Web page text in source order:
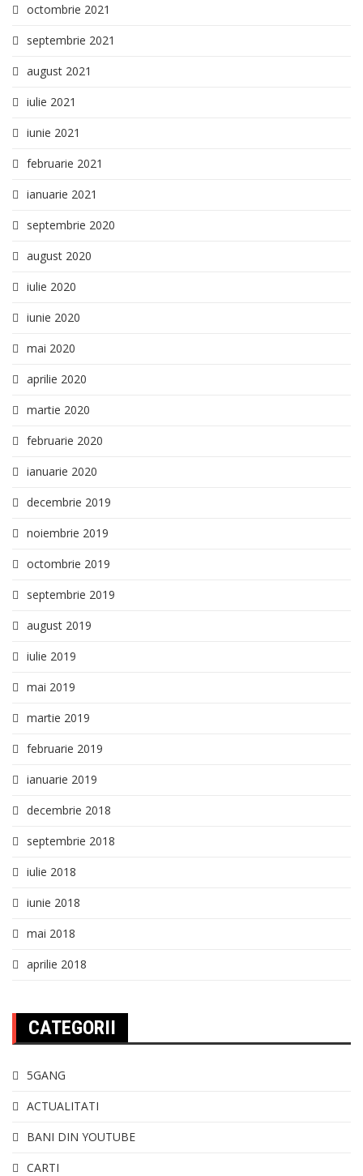
octombrie 2021
septembrie 2021
august 2021
iulie 2021
iunie 2021
februarie 2021
ianuarie 2021
septembrie 2020
august 2020
iulie 2020
iunie 2020
mai 2020
aprilie 2020
martie 2020
februarie 2020
ianuarie 2020
decembrie 2019
noiembrie 2019
octombrie 2019
septembrie 2019
august 2019
iulie 2019
mai 2019
martie 2019
februarie 2019
ianuarie 2019
decembrie 2018
septembrie 2018
iulie 2018
iunie 2018
mai 2018
aprilie 2018
CATEGORII
5GANG
ACTUALITATI
BANI DIN YOUTUBE
CARTI